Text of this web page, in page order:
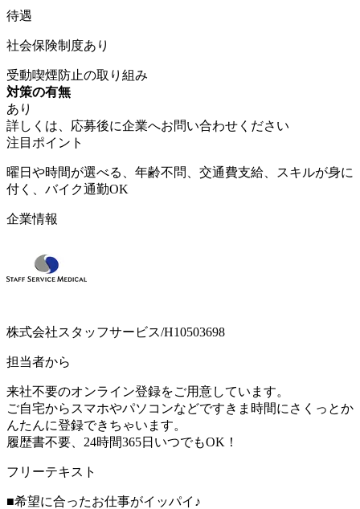
待遇
社会保険制度あり
受動喫煙防止の取り組み
対策の有無
あり
詳しくは、応募後に企業へお問い合わせください
注目ポイント
曜日や時間が選べる、年齢不問、交通費支給、スキルが身に
付く、バイク通勤OK
企業情報
株式会社スタッフサービス/H10503698
担当者から
来社不要のオンライン登録をご用意しています。
ご自宅からスマホやパソコンなどですきま時間にさくっとか
んたんに登録できちゃいます。
履歴書不要、24時間365日いつでもOK！
フリーテキスト
■希望に合ったお仕事がイッパイ♪